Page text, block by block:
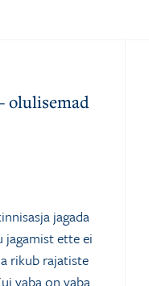
olulisemad
2022
jagada
jagamist ette ei
rikub rajatiste
vaba on vaba